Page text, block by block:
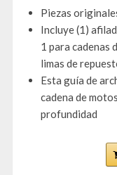
Piezas
Incluye (1)
1 para cadenas
limas de
Esta guía de
cadena de
profundidad